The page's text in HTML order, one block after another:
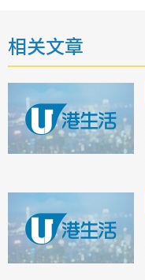
相关文章